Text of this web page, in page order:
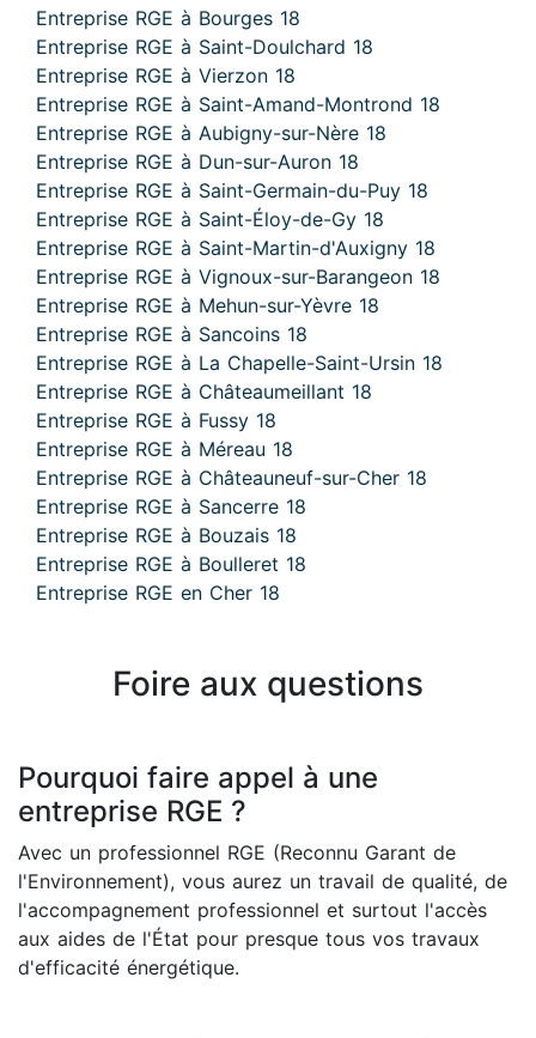
Entreprise RGE à Bourges 18
Entreprise RGE à Saint-Doulchard 18
Entreprise RGE à Vierzon 18
Entreprise RGE à Saint-Amand-Montrond 18
Entreprise RGE à Aubigny-sur-Nère 18
Entreprise RGE à Dun-sur-Auron 18
Entreprise RGE à Saint-Germain-du-Puy 18
Entreprise RGE à Saint-Éloy-de-Gy 18
Entreprise RGE à Saint-Martin-d'Auxigny 18
Entreprise RGE à Vignoux-sur-Barangeon 18
Entreprise RGE à Mehun-sur-Yèvre 18
Entreprise RGE à Sancoins 18
Entreprise RGE à La Chapelle-Saint-Ursin 18
Entreprise RGE à Châteaumeillant 18
Entreprise RGE à Fussy 18
Entreprise RGE à Méreau 18
Entreprise RGE à Châteauneuf-sur-Cher 18
Entreprise RGE à Sancerre 18
Entreprise RGE à Bouzais 18
Entreprise RGE à Boulleret 18
Entreprise RGE en Cher 18
Foire aux questions
Pourquoi faire appel à une
entreprise RGE ?
Avec un professionnel RGE (Reconnu Garant de
l'Environnement), vous aurez un travail de qualité, de
l'accompagnement professionnel et surtout l'accès
aux aides de l'État pour presque tous vos travaux
d'efficacité énergétique.